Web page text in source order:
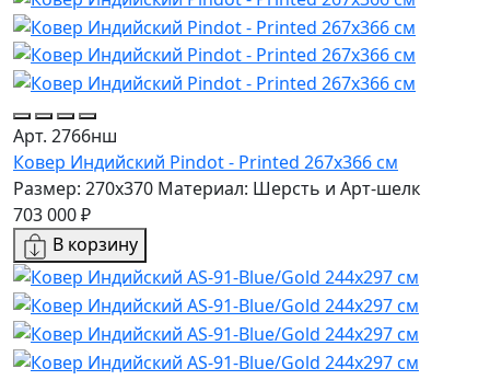
Арт. 2766нш
Ковер Индийский Pindot - Printed 267x366 см
Размер: 270x370 Материал: Шерсть и Арт-шелк
703 000 ₽
В корзину